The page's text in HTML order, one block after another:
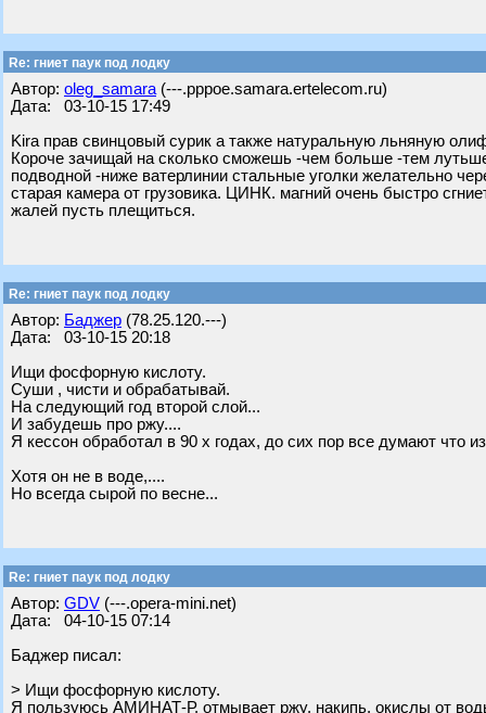
Re: гниет паук под лодку
Автор: oleg_samara (---.pppoe.samara.ertelecom.ru)
Дата: 03-10-15 17:49
Kira прав свинцовый сурик а также натуральную льняную
Короче зачищай на сколько сможешь -чем больше -тем
подводной -ниже ватерлинии стальные уголки желательно
старая камера от грузовика. ЦИНК. магний очень быстро
жалей пусть плещиться.
Re: гниет паук под лодку
Автор: Баджер (78.25.120.---)
Дата: 03-10-15 20:18
Ищи фосфорную кислоту.
Суши , чисти и обрабатывай.
На следующий год второй слой...
И забудешь про ржу....
Я кессон обработал в 90 х годах, до сих пор все думают что
Хотя он не в воде,....
Но всегда сырой по весне...
Re: гниет паук под лодку
Автор: GDV (---.opera-mini.net)
Дата: 04-10-15 07:14
Баджер писал:
> Ищи фосфорную кислоту.
Я пользуюсь АМИНАТ-Р, отмывает ржу, накипь, окислы от